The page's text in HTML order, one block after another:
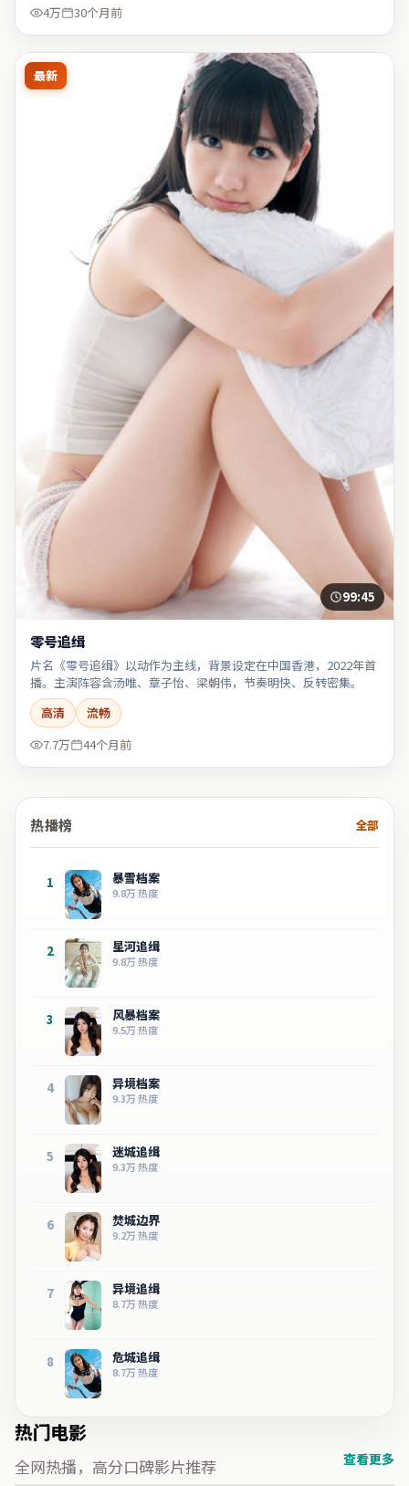
4万
30个月前
最新
99:45
零号追缉
片名《零号追缉》以动作为主线，背景设定在中国香港，2022年首
播。主演阵容含汤唯、章子怡、梁朝伟，节奏明快、反转密集。
高清
流畅
7.7万
44个月前
热播榜 全部
1 暴雪档案
9.8万热度
2 星河追缉
9.8万热度
3 风暴档案
9.5万热度
4 异境档案
9.3万热度
5 迷城追缉
9.3万热度
6 焚城边界
9.2万热度
7 异境追缉
8.7万热度
8 危城追缉
8.7万热度
热门电影
全网热播，高分口碑影片推荐 查看更多